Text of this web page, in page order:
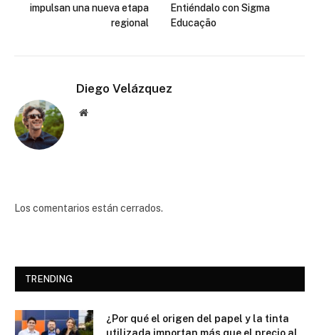
impulsan una nueva etapa
regional
Entiéndalo con Sigma
Educação
Diego Velázquez
Website
Los comentarios están cerrados.
TRENDING
¿Por qué el origen del papel y la tinta
utilizada importan más que el precio al